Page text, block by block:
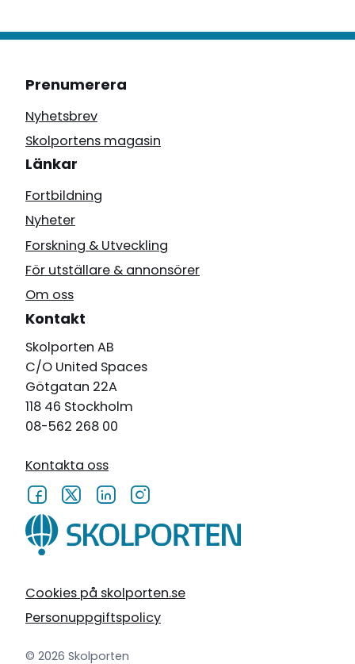
Cookies på skolporten.se
Personuppgiftspolicy
© 2026 Skolporten
Prenumerera
Nyhetsbrev
Skolportens magasin
Länkar
Fortbildning
Nyheter
Forskning & Utveckling
För utställare & annonsörer
Om oss
Kontakt
Skolporten AB
C/O United Spaces
Götgatan 22A
118 46 Stockholm
08-562 268 00
Kontakta oss